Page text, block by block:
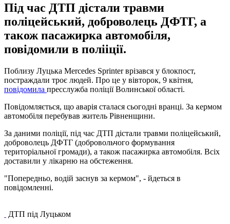
Під час ДТП дістали травми
поліцейський, доброволець ДФТГ, а
також пасажирка автомобіля,
повідомили в полііції.
Поблизу Луцька Mercedes Sprinter врізався у блокпост,
постраждали троє людей. Про це у вівторок, 9 квітня,
повідомила пресслужба поліції Волинської області.
Повідомляється, що аварія сталася сьогодні вранці. За кермом
автомобіля перебував житель Рівненщини.
За даними поліції, під час ДТП дістали травми поліцейський,
доброволець ДФТГ (добровольчого формування
територіальної громади), а також пасажирка автомобіля. Всіх
доставили у лікарню на обстеження.
"Попередньо, водій заснув за кермом", - йдеться в
повідомленні.
ДТП під Луцьком